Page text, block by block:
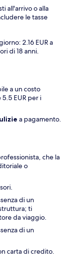
all'arrivo o alla
le tasse
2.16 EUR a
di 18 anni.
a un costo
EUR per i
a pagamento.
che la
o
di un
ti
da viaggio.
di un
carta di credito.